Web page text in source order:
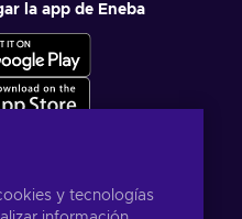
la app de Eneba
y tecnologías